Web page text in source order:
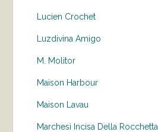
Lucien Crochet
Luzdivina Amigo
M. Molitor
Maison Harbour
Maison Lavau
Marchesi Incisa Della Rocchetta